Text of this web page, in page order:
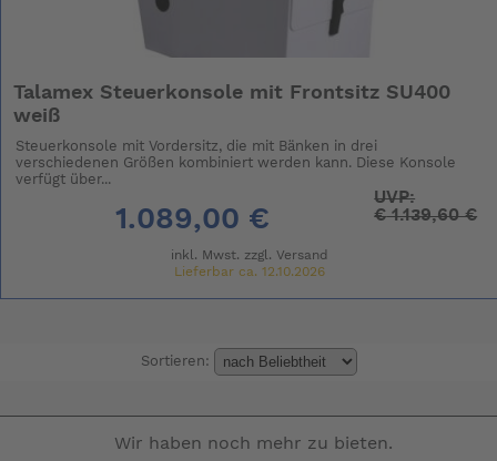
Talamex Steuerkonsole mit Frontsitz SU400
weiß
Steuerkonsole mit Vordersitz, die mit Bänken in drei
verschiedenen Größen kombiniert werden kann. Diese Konsole
verfügt über...
1.089,00 €
UVP:
€1.139,60 €
inkl. Mwst. zzgl. Versand
Lieferbar ca. 12.10.2026
Sortieren:
Wir haben noch mehr zu bieten.